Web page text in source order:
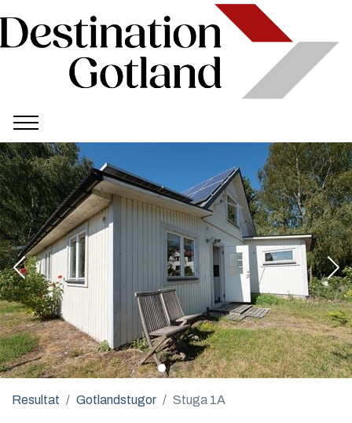
Resultat Gotlandstugor Stuga 1A